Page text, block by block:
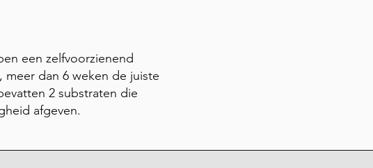
een zelfvoorzienend
dan 6 weken de juiste
2 substraten die
afgeven.